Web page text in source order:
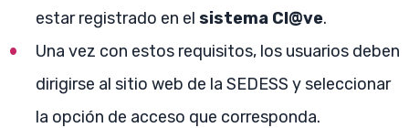
estar registrado en el sistema Cl@ve.
Una vez con estos requisitos, los usuarios deben
dirigirse al sitio web de la SEDESS y seleccionar
la opción de acceso que corresponda.